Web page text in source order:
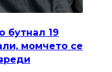
бутнал 19
момчето се